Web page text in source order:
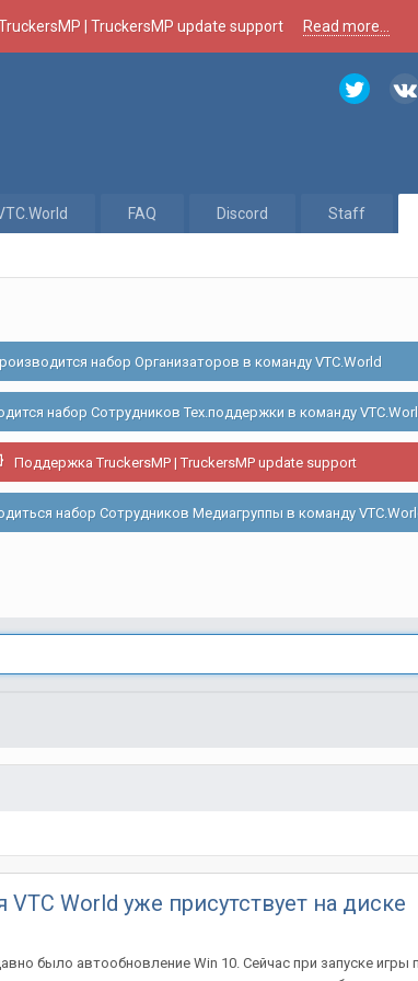
| TruckersMP update support Read more...
FAQ Discord Staff
набор Организаторов в команду VTC.World
набор Сотрудников Тех.поддержки в команду
Поддержка TruckersMP | TruckersMP update support
набор Сотрудников Медиагруппы в команду
World уже присутствует на диске
было автообновление Win 10. Сейчас при запуске